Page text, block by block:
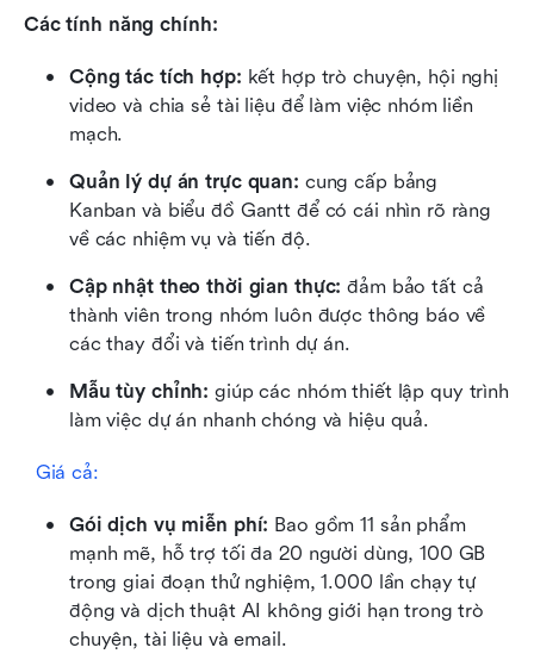
Các tính năng chính:
Cộng tác tích hợp: kết hợp trò chuyện, hội nghị
video và chia sẻ tài liệu để làm việc nhóm liền
mạch.
Quản lý dự án trực quan: cung cấp bảng
Kanban và biểu đồ Gantt để có cái nhìn rõ ràng
về các nhiệm vụ và tiến độ.
Cập nhật theo thời gian thực: đảm bảo tất cả
thành viên trong nhóm luôn được thông báo về
các thay đổi và tiến trình dự án.
Mẫu tùy chỉnh: giúp các nhóm thiết lập quy trình
làm việc dự án nhanh chóng và hiệu quả.
  Giá cả:
Gói dịch vụ miễn phí: Bao gồm 11 sản phẩm
mạnh mẽ, hỗ trợ tối đa 20 người dùng, 100 GB
trong giai đoạn thử nghiệm, 1.000 lần chạy tự
động và dịch thuật AI không giới hạn trong trò
chuyện, tài liệu và email.